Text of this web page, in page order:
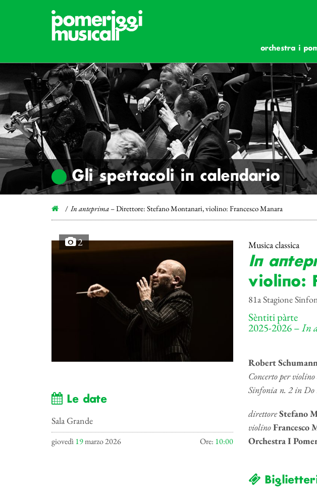
orchestra i
Gli spettacoli in calendario
In anteprima – Direttore: Stefano Montanari, violino: Francesco Manara
2
Le date
Sala Grande
giovedì19marzo 2026 Ore: 10:00
Musica classica
In
violino:
81a Stagione
Sèntiti pàrte
2025-2026 –In
Robert
Concerto per
Sinfonia n. 2 in Do
direttoreStefano
violinoFrancesco
Orchestra I